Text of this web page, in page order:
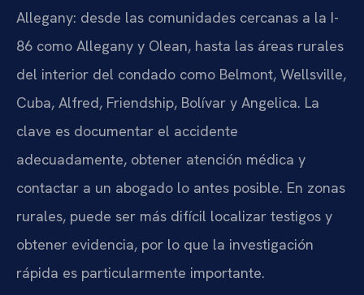
Allegany: desde las comunidades cercanas a la I-
86 como Allegany y Olean, hasta las áreas rurales
del interior del condado como Belmont, Wellsville,
Cuba, Alfred, Friendship, Bolívar y Angelica. La
clave es documentar el accidente
adecuadamente, obtener atención médica y
contactar a un abogado lo antes posible. En zonas
rurales, puede ser más difícil localizar testigos y
obtener evidencia, por lo que la investigación
rápida es particularmente importante.